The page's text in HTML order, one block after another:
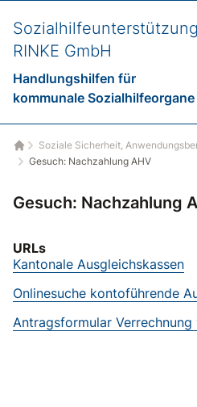
Sozialhilfeunterstützung
RINKE GmbH
Handlungshilfen für
kommunale Sozialhilfeorgane
Startseite
Soziale Sicherheit,
Gesuch: Nachzahlung AHV
Gesuch: Nachzahlung
URLs
Kantonale Ausgleichskassen
Onlinesuche kontoführende
Antragsformular